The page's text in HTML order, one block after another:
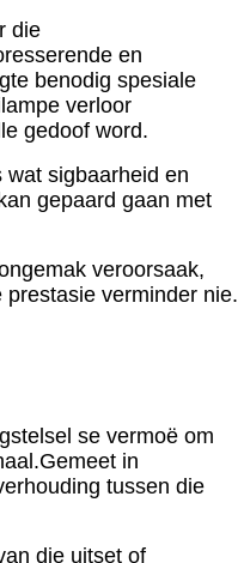
die
en
benodig spesiale
verloor
gedoof word.
wat sigbaarheid en
gepaard gaan met
veroorsaak,
verminder nie.
se vermoë om
in
tussen die
die uitset of